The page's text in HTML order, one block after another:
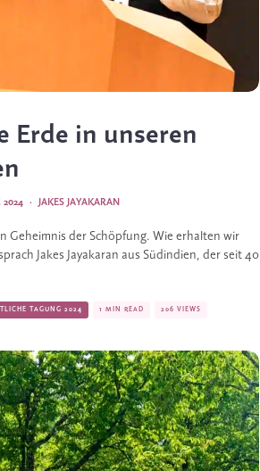
Erde in unseren
JAKES JAYAKARAN
·
2024
Geheimnis der Schöpfung. Wie erhalten wir
Jakes Jayakaran aus Südindien, der seit 40
TAGUNG 2024 1 MIN READ 206 VIEWS